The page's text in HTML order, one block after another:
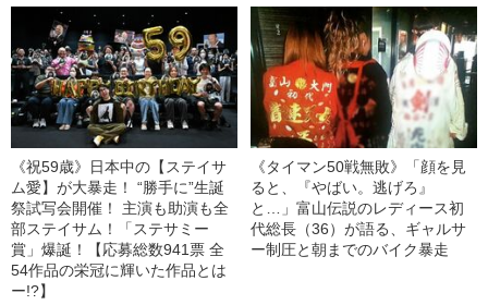
《祝59歳》日本中の【ステイサ
ム愛】が大暴走！ “勝手に”生誕
祭試写会開催！ 主演も助演も全
部ステイサム！「ステサミー
賞」爆誕！【応募総数941票 全
54作品の栄冠に輝いた作品とは
ー!?】
《タイマン50戦無敗》「顔を見
ると、『やばい。逃げろ』
と…」富山伝説のレディース初
代総長（36）が語る、ギャルサ
ー制圧と朝までのバイク暴走